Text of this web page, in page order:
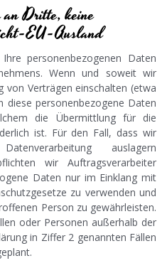
an Dritte, keine
EU-Ausland
personenbezogenen Daten
Wenn und soweit wir
von Verträgen einschalten (etwa
diese personenbezogene Daten
die Übermittlung für die
ist. Für den Fall, dass wir
auslagern
wir Auftragsverarbeiter
Daten nur im Einklang mit
zu verwenden und
Person zu gewährleisten.
oder Personen außerhalb der
in Ziffer 2 genannten Fällen